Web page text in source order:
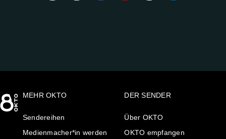
MEHR OKTO
Sendereihen
Medienmacher*in werden
DER SENDER
Über OKTO
OKTO empfangen